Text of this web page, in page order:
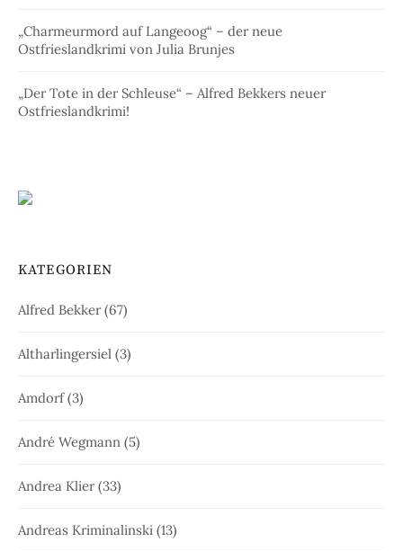
„Charmeurmord auf Langeoog“ – der neue
Ostfrieslandkrimi von Julia Brunjes
„Der Tote in der Schleuse“ – Alfred Bekkers neuer
Ostfrieslandkrimi!
KATEGORIEN
Alfred Bekker(67)
Altharlingersiel (3)
Amdorf(3)
André Wegmann (5)
Andrea Klier(33)
Andreas Kriminalinski (13)